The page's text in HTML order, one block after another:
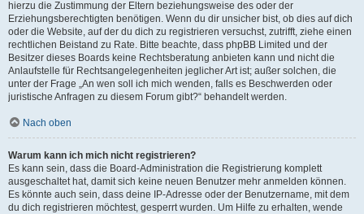
hierzu die Zustimmung der Eltern beziehungsweise des oder der
Erziehungsberechtigten benötigen. Wenn du dir unsicher bist, ob dies auf dich
oder die Website, auf der du dich zu registrieren versuchst, zutrifft, ziehe einen
rechtlichen Beistand zu Rate. Bitte beachte, dass phpBB Limited und der
Besitzer dieses Boards keine Rechtsberatung anbieten kann und nicht die
Anlaufstelle für Rechtsangelegenheiten jeglicher Art ist; außer solchen, die
unter der Frage „An wen soll ich mich wenden, falls es Beschwerden oder
juristische Anfragen zu diesem Forum gibt?“ behandelt werden.
Nach oben
Warum kann ich mich nicht registrieren?
Es kann sein, dass die Board-Administration die Registrierung komplett
ausgeschaltet hat, damit sich keine neuen Benutzer mehr anmelden können.
Es könnte auch sein, dass deine IP-Adresse oder der Benutzername, mit dem
du dich registrieren möchtest, gesperrt wurden. Um Hilfe zu erhalten, wende